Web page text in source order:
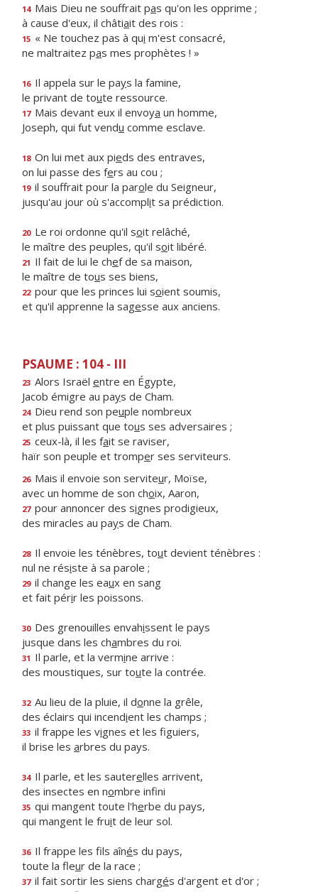
14 Mais Dieu ne souffrait pas qu'on les opprime ;
à cause d'eux, il châtiait des rois :
15 « Ne touchez pas à qui m'est consacré,
ne maltraitez pas mes prophètes ! »
16 Il appela sur le pays la famine,
le privant de toute ressource.
17 Mais devant eux il envoya un homme,
Joseph, qui fut vendu comme esclave.
18 On lui met aux pieds des entraves,
on lui passe des fers au cou ;
19 il souffrait pour la parole du Seigneur,
jusqu'au jour où s'accomplit sa prédiction.
20 Le roi ordonne qu'il soit relâché,
le maître des peuples, qu'il soit libéré.
21 Il fait de lui le chef de sa maison,
le maître de tous ses biens,
22 pour que les princes lui soient soumis,
et qu'il apprenne la sagesse aux anciens.
PSAUME : 104 - III
23 Alors Israël entre en Égypte,
Jacob émigre au pays de Cham.
24 Dieu rend son peuple nombreux
et plus puissant que tous ses adversaires ;
25 ceux-là, il les fait se raviser,
haïr son peuple et tromper ses serviteurs.
26 Mais il envoie son serviteur, Moïse,
avec un homme de son choix, Aaron,
27 pour annoncer des signes prodigieux,
des miracles au pays de Cham.
28 Il envoie les ténèbres, tout devient ténèbres :
nul ne résiste à sa parole ;
29 il change les eaux en sang
et fait périr les poissons.
30 Des grenouilles envahissent le pays
jusque dans les chambres du roi.
31 Il parle, et la vermine arrive :
des moustiques, sur toute la contrée.
32 Au lieu de la pluie, il donne la grêle,
des éclairs qui incendient les champs ;
33 il frappe les vignes et les figuiers,
il brise les arbres du pays.
34 Il parle, et les sauterelles arrivent,
des insectes en nombre infini
35 qui mangent toute l'herbe du pays,
qui mangent le fruit de leur sol.
36 Il frappe les fils aînés du pays,
toute la fleur de la race ;
37 il fait sortir les siens chargés d'argent et d'or ;